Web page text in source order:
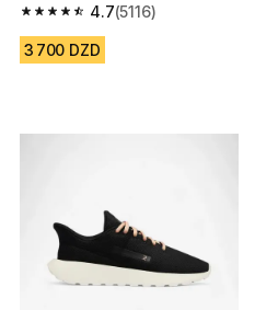
4.7
4.7 out of 5 stars from 5116 reviews
(5116)
3 700 DZD